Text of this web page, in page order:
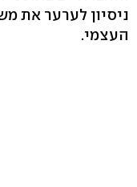
ניסיון לערער את
העצמי.